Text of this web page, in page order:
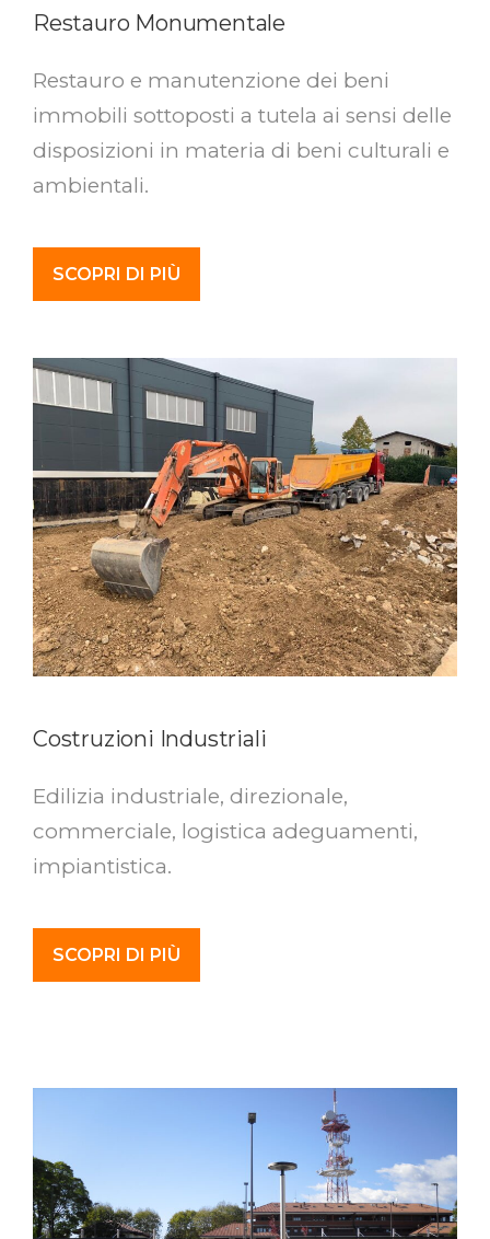
Restauro Monumentale
Restauro e manutenzione dei beni
immobili sottoposti a tutela ai sensi delle
disposizioni in materia di beni culturali e
ambientali.
SCOPRI DI PIÙ
Costruzioni Industriali
Edilizia industriale, direzionale,
commerciale, logistica adeguamenti,
impiantistica.
SCOPRI DI PIÙ